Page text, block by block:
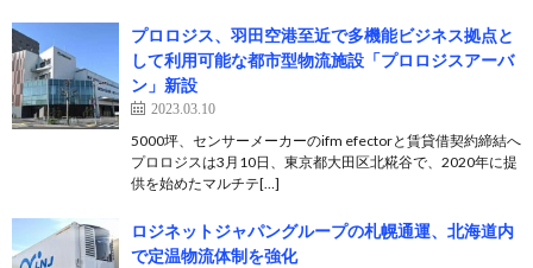
プロロジス、羽田空港至近で多機能ビジネス拠点と
して利用可能な都市型物流施設「プロロジスアーバ
ン」新設
2023.03.10
5000坪、センサーメーカーのifm efectorと賃貸借契約締結へ
プロロジスは3月10日、東京都大田区北糀谷で、2020年に提
供を始めたマルチテ[…]
ロジネットジャパングループの札幌通運、北海道内
で定温物流体制を強化